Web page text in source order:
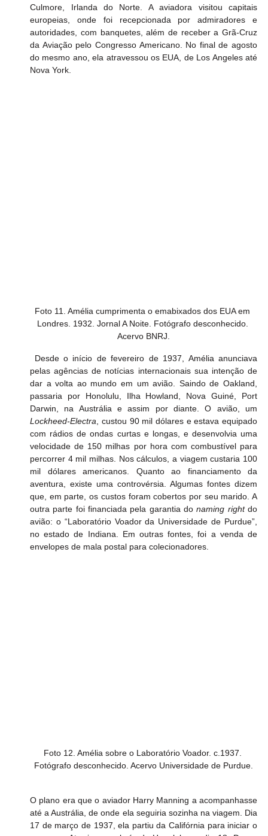
Culmore, Irlanda do Norte. A aviadora visitou capitais
europeias, onde foi recepcionada por admiradores e
autoridades, com banquetes, além de receber a Grã-Cruz
da Aviação pelo Congresso Americano. No final de agosto
do mesmo ano, ela atravessou os EUA, de Los Angeles até
Nova York.
Foto 11. Amélia cumprimenta o emabixados dos EUA em
Londres. 1932. Jornal A Noite. Fotógrafo desconhecido.
Acervo BNRJ.
Desde o início de fevereiro de 1937, Amélia anunciava
pelas agências de notícias internacionais sua intenção de
dar a volta ao mundo em um avião. Saindo de Oakland,
passaria por Honolulu, Ilha Howland, Nova Guiné, Port
Lockheed-Electra, custou 90 mil dólares e estava equipado
com rádios de ondas curtas e longas, e desenvolvia uma
velocidade de 150 milhas por hora com combustível para
percorrer 4 mil milhas. Nos cálculos, a viagem custaria 100
mil dólares americanos. Quanto ao financiamento da
aventura, existe uma controvérsia. Algumas fontes dizem
que, em parte, os custos foram cobertos por seu marido. A
outra parte foi financiada pela garantia do naming right do
avião: o “Laboratório Voador da Universidade de Purdue”,
no estado de Indiana. Em outras fontes, foi a venda de
envelopes de mala postal para colecionadores.
Foto 12. Amélia sobre o Laboratório Voador. c.1937.
Fotógrafo desconhecido. Acervo Universidade de Purdue.
O plano era que o aviador Harry Manning a acompanhasse
até a Austrália, de onde ela seguiria sozinha na viagem. Dia
17 de março de 1937, ela partiu da Califórnia para iniciar o